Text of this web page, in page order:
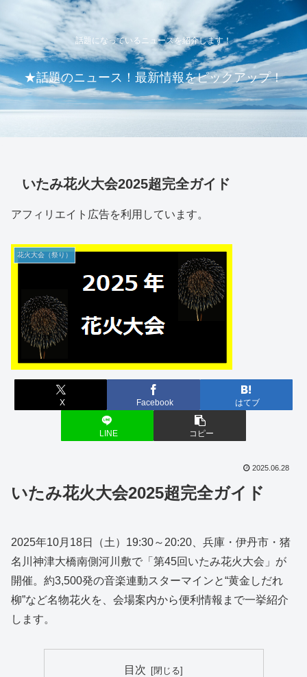
話題になっているニュースを紹介します！
★話題のニュース！最新情報をピックアップ！
いたみ花火大会2025超完全ガイド
アフィリエイト広告を利用しています。
花火大会（祭り）
X Facebook はてブ
LINE コピー
2025.06.28
いたみ花火大会2025超完全ガイド
2025年10月18日（土）19:30～20:20、兵庫・伊丹市・猪
名川神津大橋南側河川敷で「第45回いたみ花火大会」が
開催。約3,500発の音楽連動スターマインと“黄金しだれ
柳”など名物花火を、会場案内から便利情報まで一挙紹介
します。
目次